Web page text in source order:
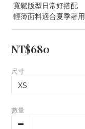
寬鬆版型日常好搭配
輕薄面料適合夏季著用
NT$680
尺寸
數量